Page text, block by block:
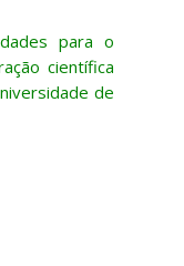
para o
científica
de